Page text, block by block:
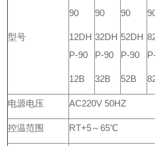
型号
90
12DH
P-90
12B
90
32DH
P-90
32B
90
52DH
P-90
52B
电源电压 AC220V 50HZ
控温范围 RT+5～65℃